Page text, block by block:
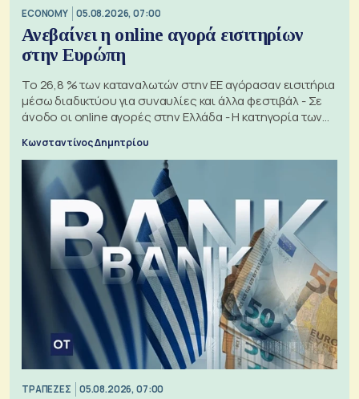
ECONOMY 05.08.2026, 07:00
Ανεβαίνει η online αγορά εισιτηρίων
στην Ευρώπη
Το 26,8 % των καταναλωτών στην ΕΕ αγόρασαν εισιτήρια
μέσω διαδικτύου για συναυλίες και άλλα φεστιβάλ - Σε
άνοδο οι online αγορές στην Ελλάδα - Η κατηγορία των
Κωνσταντίνος Δημητρίου
ΤΡΑΠΕΖΕΣ 05.08.2026, 07:00